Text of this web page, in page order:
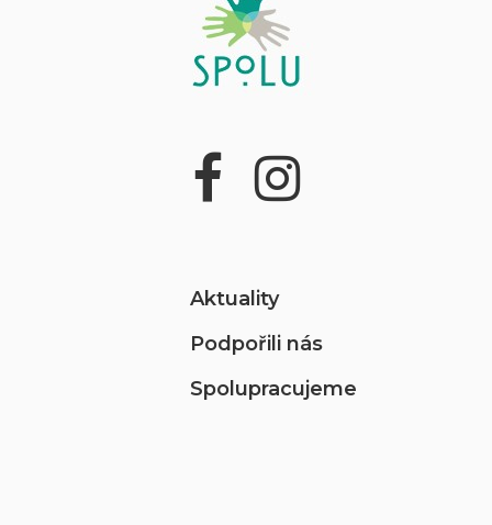
Aktuality
Podpořili nás
Spolupracujeme